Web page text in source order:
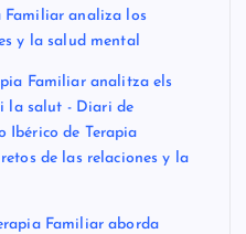
Familiar analiza los
y la salud mental
Familiar analitza els
i la salut - Diari de
Ibérico de Terapia
de las relaciones y la
Familiar aborda